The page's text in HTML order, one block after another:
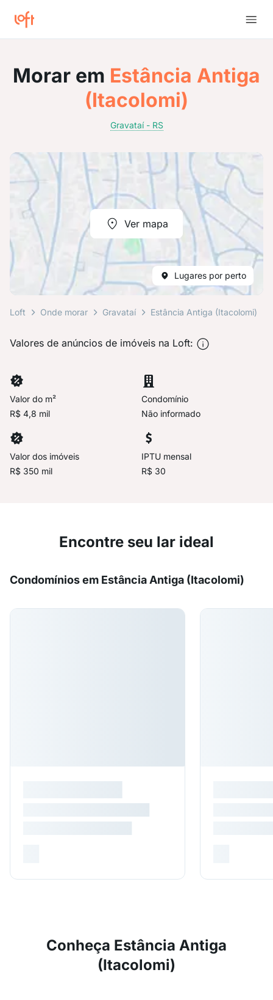
Morar em Estância Antiga
(Itacolomi)
Gravataí - RS
Ver mapa
Lugares por perto
Loft Onde morar Gravataí Estância Antiga (Itacolomi)
Valores de anúncios de imóveis na Loft:
Valor do m²
R$ 4,8 mil
Condomínio
Não informado
Valor dos imóveis
R$ 350 mil
IPTU mensal
R$ 30
Encontre seu lar ideal
Condomínios em Estância Antiga (Itacolomi)
Conheça Estância Antiga
(Itacolomi)